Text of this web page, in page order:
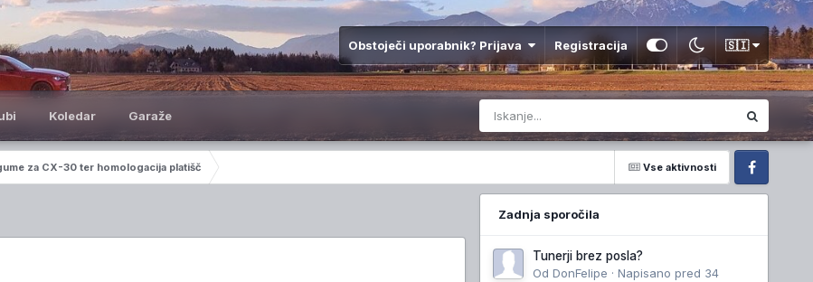
Obstoječi uporabnik? Prijava Registracija 🇸🇮
Koledar Garaže
Vse aktivnosti
za CX-30 ter homologacija platišč
Facebook
Zadnja sporočila
Tunerji brez posla?
OdDonFelipe ·Napisanopred 34